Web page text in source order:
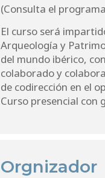
(Consulta el
El curso será
Arqueología y
del mundo ibérico,
colaborado y
de codirección en el
Curso presencial con
Orgnizador